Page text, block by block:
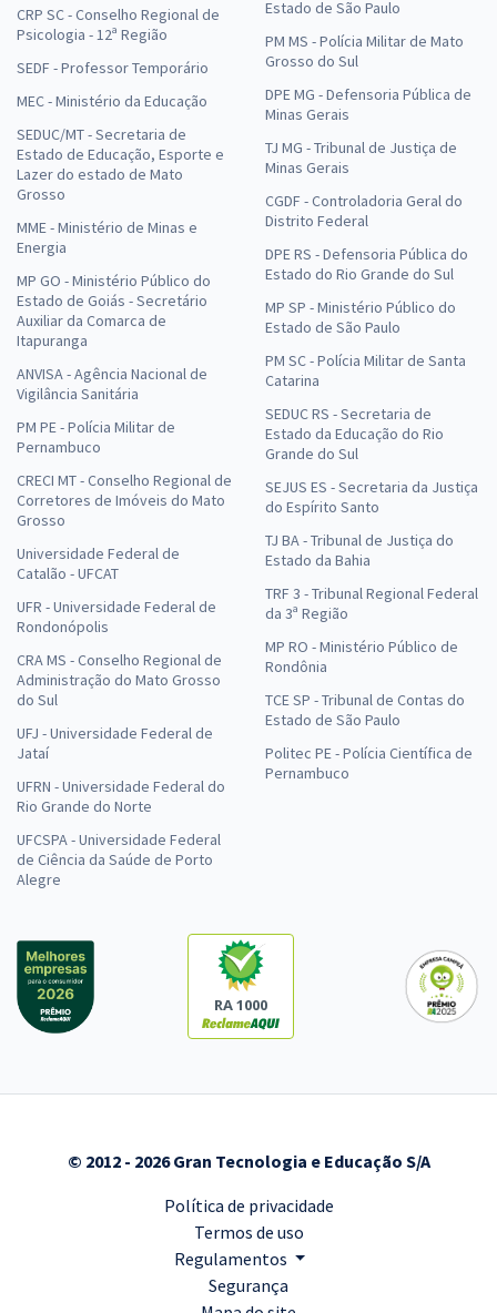
CRP SC - Conselho Regional de
Psicologia - 12ª Região
SEDF - Professor Temporário
MEC - Ministério da Educação
SEDUC/MT - Secretaria de
Estado de Educação, Esporte e
Lazer do estado de Mato
Grosso
MME - Ministério de Minas e
Energia
MP GO - Ministério Público do
Estado de Goiás - Secretário
Auxiliar da Comarca de
Itapuranga
ANVISA - Agência Nacional de
Vigilância Sanitária
PM PE - Polícia Militar de
Pernambuco
CRECI MT - Conselho Regional de
Corretores de Imóveis do Mato
Grosso
Universidade Federal de
Catalão - UFCAT
UFR - Universidade Federal de
Rondonópolis
CRA MS - Conselho Regional de
Administração do Mato Grosso
do Sul
UFJ - Universidade Federal de
Jataí
UFRN - Universidade Federal do
Rio Grande do Norte
UFCSPA - Universidade Federal
de Ciência da Saúde de Porto
Alegre
Estado de São Paulo
PM MS - Polícia Militar de Mato
Grosso do Sul
DPE MG - Defensoria Pública de
Minas Gerais
TJ MG - Tribunal de Justiça de
Minas Gerais
CGDF - Controladoria Geral do
Distrito Federal
DPE RS - Defensoria Pública do
Estado do Rio Grande do Sul
MP SP - Ministério Público do
Estado de São Paulo
PM SC - Polícia Militar de Santa
Catarina
SEDUC RS - Secretaria de
Estado da Educação do Rio
Grande do Sul
SEJUS ES - Secretaria da Justiça
do Espírito Santo
TJ BA - Tribunal de Justiça do
Estado da Bahia
TRF 3 - Tribunal Regional Federal
da 3ª Região
MP RO - Ministério Público de
Rondônia
TCE SP - Tribunal de Contas do
Estado de São Paulo
Politec PE - Polícia Científica de
Pernambuco
RA 1000
© 2012 - 2026 Gran Tecnologia e Educação S/A
Política de privacidade
Termos de uso
Regulamentos
Segurança